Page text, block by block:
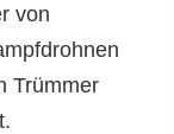
von
Trümmer